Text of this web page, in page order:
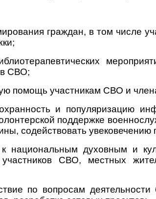
граждан, в том числе
СВО;
помощь участникам СВО и
и популяризацию
поддержке
содействовать
национальным духовным и
участников СВО, местных
по вопросам